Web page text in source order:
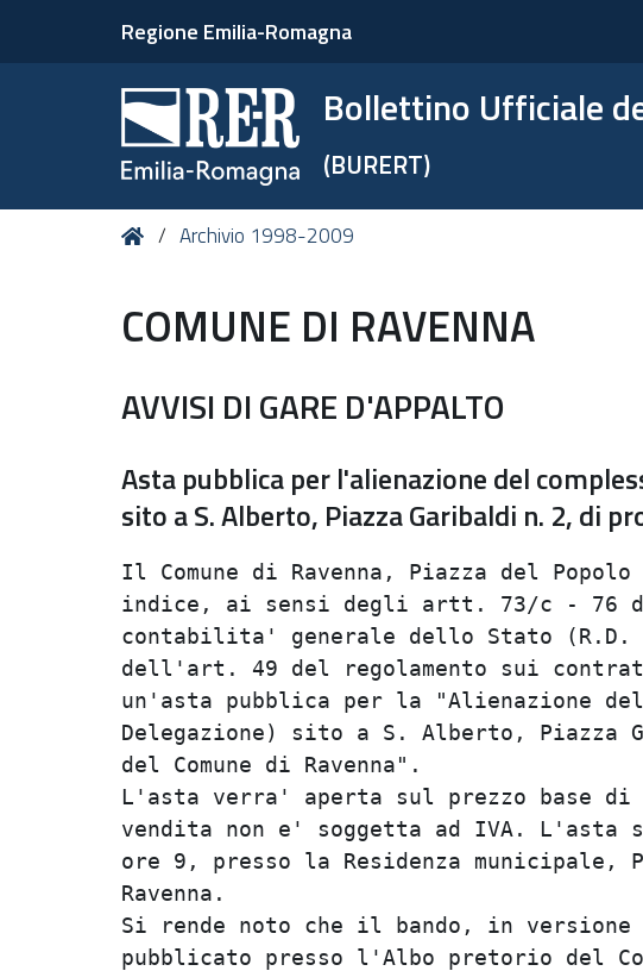
Regione Emilia-Romagna
Bollettino Ufficiale
(BURERT)
Tu HomeArchivio 1998-2009
COMUNE DI RAVENNA
AVVISI DI GARE D'APPALTO
Asta pubblica per l'alienazione del
sito a S. Alberto, Piazza Garibaldi n. 2, di
Il Comune di Ravenna, Piazza
indice, ai sensi degli artt.
contabilita' generale dello
dell'art. 49 del regolamento sui
un'asta pubblica per la
Delegazione) sito a S. Alberto,
del Comune
L'asta verra' aperta sul prezzo
vendita non e' soggetta ad
ore 9, presso la Residenza
Si rende noto che il bando,
pubblicato presso l'Albo